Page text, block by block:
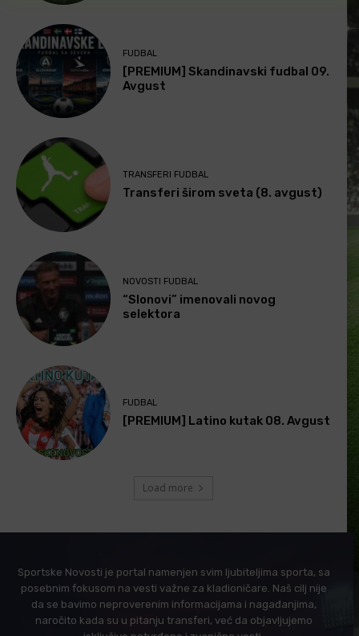
FUDBAL
[PREMIUM] Skandinavski fudbal 09.
Avgust
TRANSFERI FUDBAL
Transferi širom sveta (8. avgust)
NOVOSTI FUDBAL
“Slonovi” imenovali novog
selektora
FUDBAL
[PREMIUM] Latino kutak 08. Avgust
Load more
Sportske Novosti je portal namenjen svim ljubiteljima sporta, sa
posebnim fokusom na vesti važne za kladioničare. Naš cilj nije
da se bavimo neproverenim informacijama i nagađanjima,
naročito kada su u pitanju transferi, već da objavljujemo